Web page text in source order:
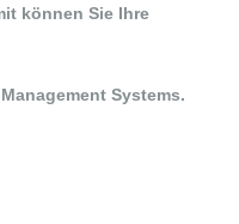
können Sie Ihre
Systems.